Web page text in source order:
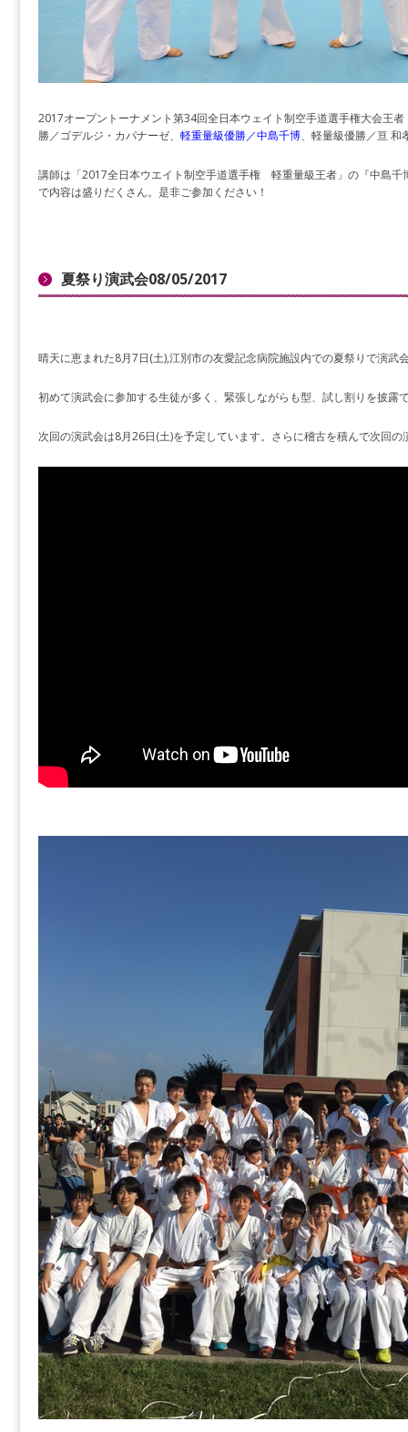
2017オープントーナメント第34回全日本ウェイト制空手道選手権大会王
勝／ゴデルジ・カパナーゼ、 軽重量級優勝／中島千博、軽量級優勝／亘 和
講師は「2017全日本ウエイト制空手道選手権 軽重量級王者」の『中島千
で内容は盛りだくさん。是非ご参加ください！
夏祭り演武会08/05/2017
晴天に恵まれた8月7日(土),江別市の友愛記念病院施設内での夏祭りで演武
初めて演武会に参加する生徒が多く、緊張しながらも型、試し割りを披露
次回の演武会は8月26日(土)を予定しています。さらに稽古を積んで次回の